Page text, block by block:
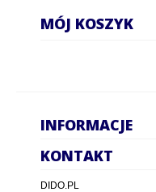
MÓJ KOSZYK
INFORMACJE
KONTAKT
DIDO.PL